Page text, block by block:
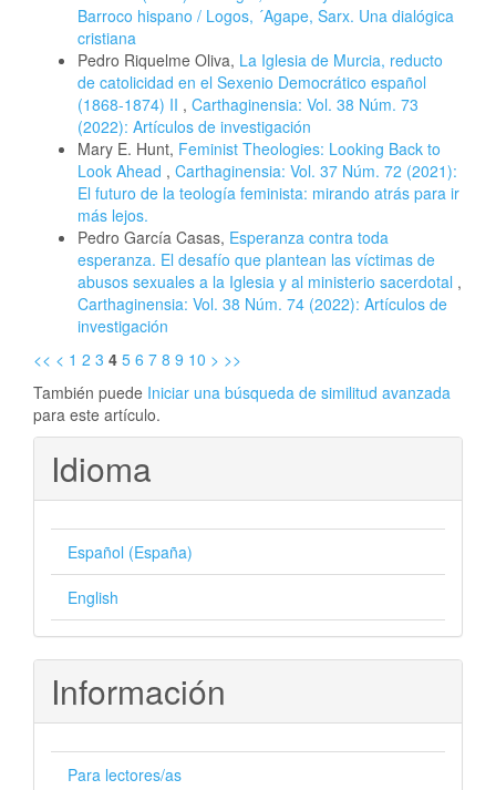
Barroco hispano / Logos, ´Agape, Sarx. Una dialógica
cristiana
Pedro Riquelme Oliva, La Iglesia de Murcia, reducto
de catolicidad en el Sexenio Democrático español
(1868-1874) II , Carthaginensia: Vol. 38 Núm. 73
(2022): Artículos de investigación
Mary E. Hunt, Feminist Theologies: Looking Back to
Look Ahead , Carthaginensia: Vol. 37 Núm. 72 (2021):
El futuro de la teología feminista: mirando atrás para ir
más lejos.
Pedro García Casas, Esperanza contra toda
esperanza. El desafío que plantean las víctimas de
abusos sexuales a la Iglesia y al ministerio sacerdotal ,
Carthaginensia: Vol. 38 Núm. 74 (2022): Artículos de
investigación
<< < 1 2 3 4 5 6 7 8 9 10 > >>
También puede Iniciar una búsqueda de similitud avanzada
para este artículo.
Idioma
Español (España)
English
Información
Para lectores/as